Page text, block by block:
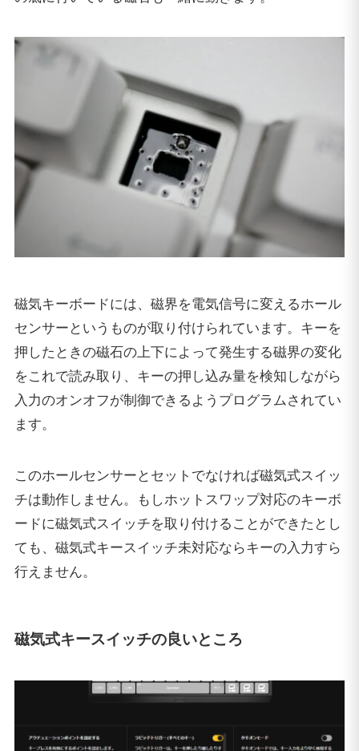
磁気キーボードには、磁界を電気信号に変えるホール
センサーというものが取り付けられています。キーを
押したときの磁石の上下によって発生する磁界の変化
をこれで読み取り、キーの押し込み量を検知しながら
入力のオンオフが制御できるようプログラムされてい
ます。
このホールセンサーとセットでなければ磁気式スイッ
チは動作しません。もしホットスワップ対応のキーボ
ードに磁気式スイッチを取り付けることができたとし
ても、磁気式キースイッチ未対応ならキーの入力すら
行えません。
磁気式キースイッチの良いところ